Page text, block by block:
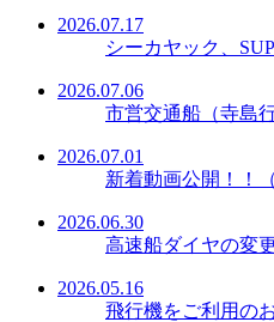
2026.07.17
シーカヤック、
2026.07.06
市営交通船（寺島
2026.07.01
新着動画公開！！
2026.06.30
高速船ダイヤの変
2026.05.16
飛行機をご利用の